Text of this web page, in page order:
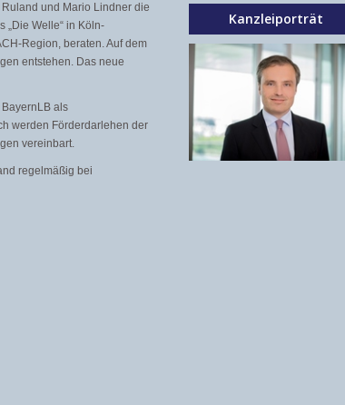
und Mario Lindner die
„Die Welle“ in Köln-
Region, beraten. Auf dem
entstehen. Das neue
als
werden Förderdarlehen der
vereinbart.
regelmäßig bei
Kanzleiporträt